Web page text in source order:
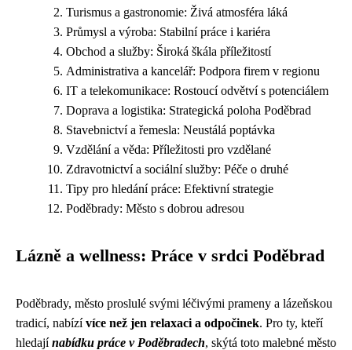
Turismus a gastronomie: Živá atmosféra láká
Průmysl a výroba: Stabilní práce i kariéra
Obchod a služby: Široká škála příležitostí
Administrativa a kancelář: Podpora firem v regionu
IT a telekomunikace: Rostoucí odvětví s potenciálem
Doprava a logistika: Strategická poloha Poděbrad
Stavebnictví a řemesla: Neustálá poptávka
Vzdělání a věda: Příležitosti pro vzdělané
Zdravotnictví a sociální služby: Péče o druhé
Tipy pro hledání práce: Efektivní strategie
Poděbrady: Město s dobrou adresou
Lázně a wellness: Práce v srdci Poděbrad
Poděbrady, město proslulé svými léčivými prameny a lázeňskou
tradicí, nabízívíce než jen relaxaci a odpočinek. Pro ty, kteří
hledajínabídku práce v Poděbradech, skýtá toto malebné město